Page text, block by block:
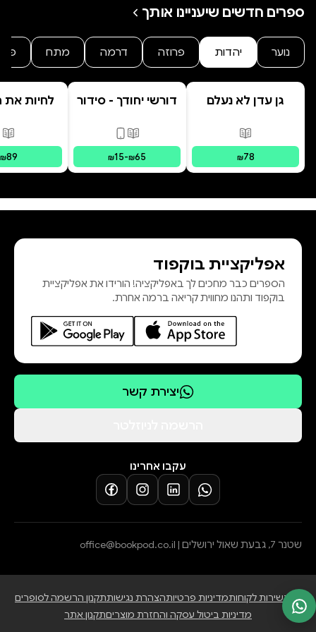
ספרים חדשים שיעניינו אותך
נוער יהדות פרוזה דרמה מתח
גן עדן לא נעלם
פורמטים זמינים מודפס
₪78
דורשי יחודך - סידור
פורמטים זמינים
מודפס,
₪15-₪65
לחיות את
₪89
אפליקציית בוקפוד
הספרים כבר מחכים לך באפליקציה! הורידו את אפליקציית
בוקפוד ותהנו מחווית קריאה ברמה אחרת.
יצירת קשר
עקבו אחרינו
שטנר 7, גבעת שאול ירושלים | office@bookpod.co.il
בלוגשירות לקוחותמדיניות פרטיותהצהרת נגישותתקנון הרשמה לסופרים
מדיניות ביטול עסקה והחזרת מוצריםתקנון אתר